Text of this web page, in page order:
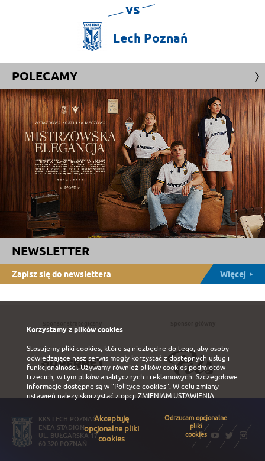
vs
Lech Poznań
POLECAMY
NEWSLETTER
Zapisz się do newslettera Więcej
KKS LECH POZNAŃ S.A.
ENEA STADION
UL. BUŁGARSKA 17
60-320 POZNAŃ
Korzystamy z plików cookies
Stosujemy pliki cookies, które są niezbędne do tego, aby osoby
odwiedzające nasz serwis mogły korzystać z dostępnych usług i
funkcjonalności. Używamy również plików cookies podmiotów
trzecich, w tym plików analitycznych i reklamowych. Szczegołowe
informacje dostępne są w"Polityce cookies". W celu zmiany
ustawień należy skorzystać z opcji ZMIENIAM USTAWIENIA.
Akceptuję
opcjonalne pliki
cookies
Odrzucam opcjonalne
pliki
cookies